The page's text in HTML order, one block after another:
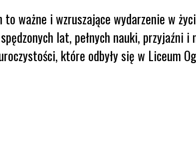
ważne i wzruszające wydarzenie w
lat, pełnych nauki, przyjaźni i
które odbyły się w Liceum